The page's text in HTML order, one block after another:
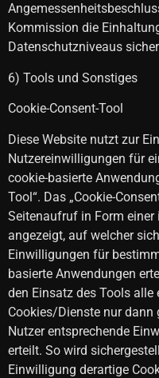
Kommission die
Datenschutzniveaus
6) Tools und Sonstiges
Cookie-Consent-Tool
Diese Website nutzt zur
Nutzereinwilligungen für
cookie-basierte
Tool“. Das „Cookie-
Seitenaufruf in Form
angezeigt, auf welcher
Einwilligungen für
basierte Anwendungen
den Einsatz des Tools
Cookies/Dienste nur dann
Nutzer entsprechende
erteilt. So wird
Einwilligung derartige